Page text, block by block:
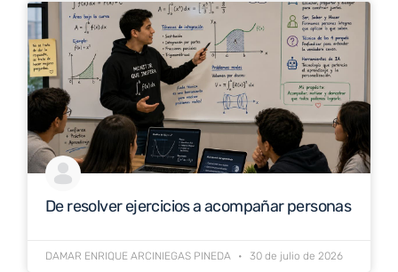
De resolver ejercicios a acompañar personas
DAMAR ENRIQUE ARCINIEGAS PINEDA 30 de julio de 2026